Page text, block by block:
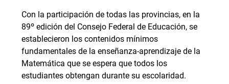
Con la participación de todas las provincias, en la
89º edición del Consejo Federal de Educación, se
establecieron los contenidos mínimos
fundamentales de la enseñanza-aprendizaje de la
Matemática que se espera que todos los
estudiantes obtengan durante su escolaridad.